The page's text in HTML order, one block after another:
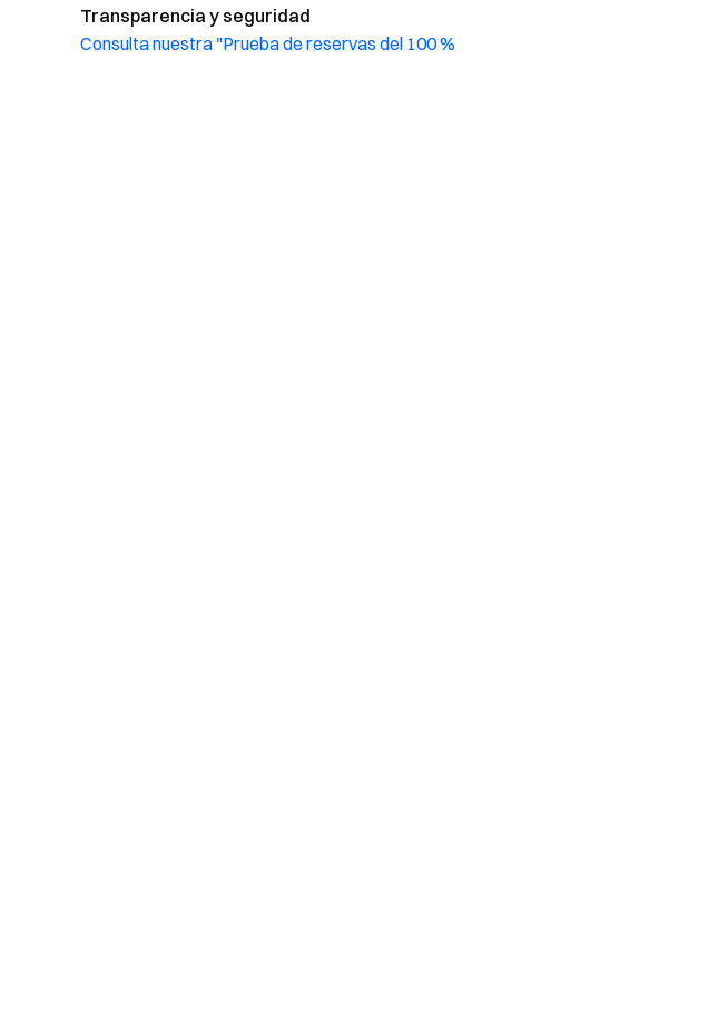
Transparencia y seguridad
Consulta nuestra "Prueba de reservas del 100 %